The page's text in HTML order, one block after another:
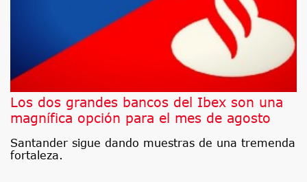
Los dos grandes bancos del Ibex son una
magnífica opción para el mes de agosto
Santander sigue dando muestras de una tremenda
fortaleza.